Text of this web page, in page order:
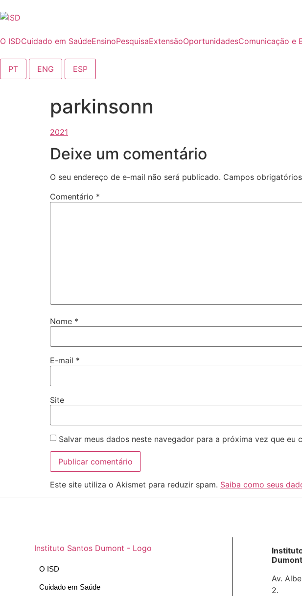
conteúdo
O ISDCuidado em SaúdeEnsinoPesquisaExtensãoOportunidadesComunicação e
PT ENG ESP
parkinsonn
Deixe um comentário
O seu endereço de e-mail não será publicado. Campos
Comentário *
Nome *
E-mail *
Site
Salvar meus dados neste navegador para a próxima vez que eu
Este site utiliza o Akismet para reduzir spam. Saiba como seus
O ISD
Cuidado em Saúde
Av.
2.